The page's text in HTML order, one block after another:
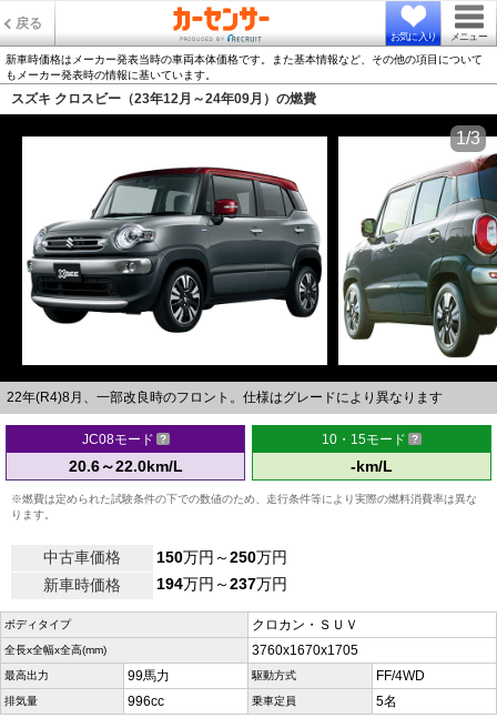
戻る
お気に入り メニュー
新車時価格はメーカー発表当時の車両本体価格です。また基本情報など、その他の項目について
もメーカー発表時の情報に基いています。
スズキ クロスビー（23年12月～24年09月）の燃費
22年(R4)8月、一部改良時のフロント。仕様はグレードにより異なります
1/3
JC08モード
20.6～22.0km/L
10・15モード
-km/L
※燃費は定められた試験条件の下での数値のため、走行条件等により実際の燃料消費率は異な
ります。
中古車価格 150万円～250万円
新車時価格
194万円～237万円
ボディタイプ クロカン・ＳＵＶ
全長x全幅x全高(mm) 3760x1670x1705
最高出力 99馬力 駆動方式 FF/4WD
排気量 996cc 乗車定員 5名